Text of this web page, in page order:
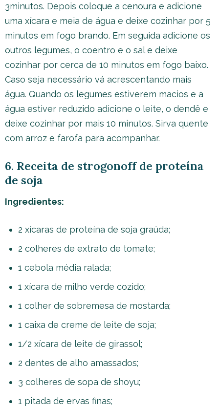
3minutos. Depois coloque a cenoura e adicione
uma xícara e meia de água e deixe cozinhar por 5
minutos em fogo brando. Em seguida adicione os
outros legumes, o coentro e o sal e deixe
cozinhar por cerca de 10 minutos em fogo baixo.
Caso seja necessário vá acrescentando mais
água. Quando os legumes estiverem macios e a
água estiver reduzido adicione o leite, o dendê e
deixe cozinhar por mais 10 minutos. Sirva quente
com arroz e farofa para acompanhar.
6. Receita de strogonoff de proteína
de soja
Ingredientes:
2 xícaras de proteína de soja graúda;
2 colheres de extrato de tomate;
1 cebola média ralada;
1 xícara de milho verde cozido;
1 colher de sobremesa de mostarda;
1 caixa de creme de leite de soja;
1/2 xícara de leite de girassol;
2 dentes de alho amassados;
3 colheres de sopa de shoyu;
1 pitada de ervas finas;